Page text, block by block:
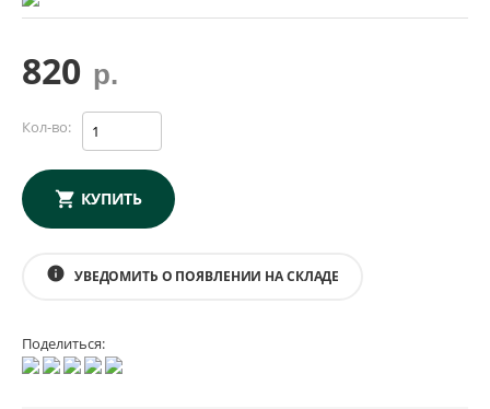
820 р.
Кол-во:
КУПИТЬ
info УВЕДОМИТЬ О ПОЯВЛЕНИИ НА СКЛАДЕ
Поделиться: